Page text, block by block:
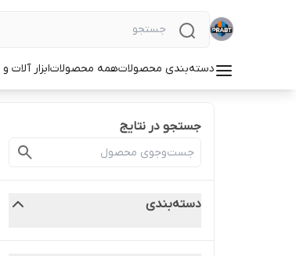
دسته‌بندی محصولاتهمه محصولاتابزار آلات
جستجو در نتایج
دسته‌بندی